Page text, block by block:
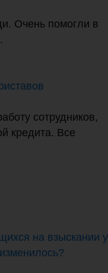
Очень помогли в
сотрудников,
кредита. Все
на взыскании у